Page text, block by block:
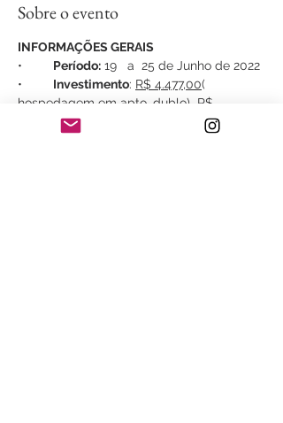
Sobre o evento
INFORMAÇÕES GERAIS
Período: 19   a  25 de Junho de 2022
Investimento: R$ 4.477,00(
hospedagem em apto. dublo) R$
4.991,00 ( hospedagem em apto. single )